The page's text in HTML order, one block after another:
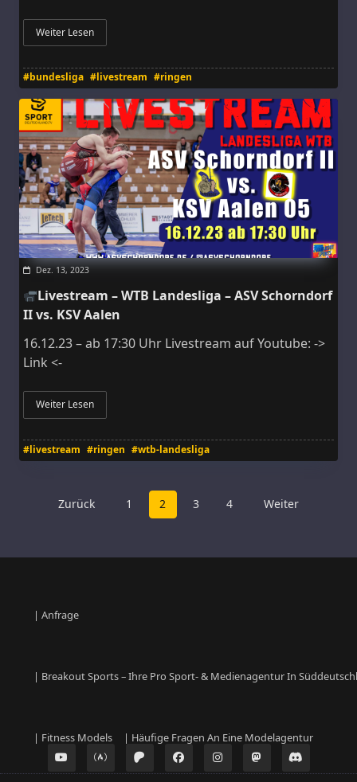
Weiter Lesen
#bundesliga #livestream #ringen
Dez. 13, 2023
Livestream – WTB Landesliga – ASV Schorndorf
II vs. KSV Aalen
16.12.23 – ab 17:30 Uhr Livestream auf Youtube: ->
Link <-
Weiter Lesen
#livestream #ringen #wtb-landesliga
Zurück 1 2 3 4 Weiter
| Anfrage
| Breakout Sports – Ihre Pro Sport- & Medienagentur In
| Fitness Models | Häufige Fragen An Eine Modelagentur